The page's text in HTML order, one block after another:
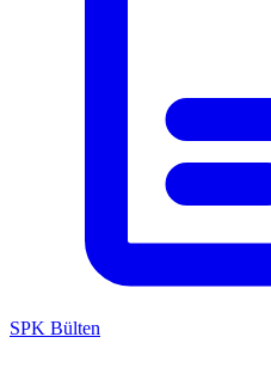
SPK Bülten